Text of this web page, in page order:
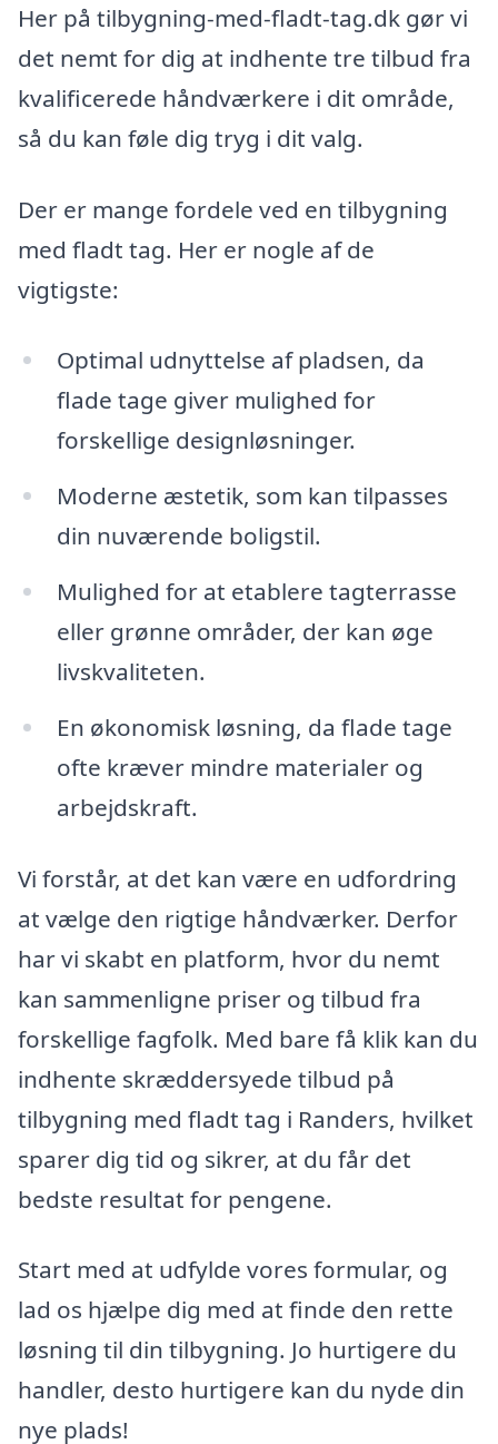
Her på tilbygning-med-fladt-tag.dk gør vi
det nemt for dig at indhente tre tilbud fra
kvalificerede håndværkere i dit område,
så du kan føle dig tryg i dit valg.
Der er mange fordele ved en tilbygning
med fladt tag. Her er nogle af de
vigtigste:
Optimal udnyttelse af pladsen, da
flade tage giver mulighed for
forskellige designløsninger.
Moderne æstetik, som kan tilpasses
din nuværende boligstil.
Mulighed for at etablere tagterrasse
eller grønne områder, der kan øge
livskvaliteten.
En økonomisk løsning, da flade tage
ofte kræver mindre materialer og
arbejdskraft.
Vi forstår, at det kan være en udfordring
at vælge den rigtige håndværker. Derfor
har vi skabt en platform, hvor du nemt
kan sammenligne priser og tilbud fra
forskellige fagfolk. Med bare få klik kan du
indhente skræddersyede tilbud på
tilbygning med fladt tag i Randers, hvilket
sparer dig tid og sikrer, at du får det
bedste resultat for pengene.
Start med at udfylde vores formular, og
lad os hjælpe dig med at finde den rette
løsning til din tilbygning. Jo hurtigere du
handler, desto hurtigere kan du nyde din
nye plads!